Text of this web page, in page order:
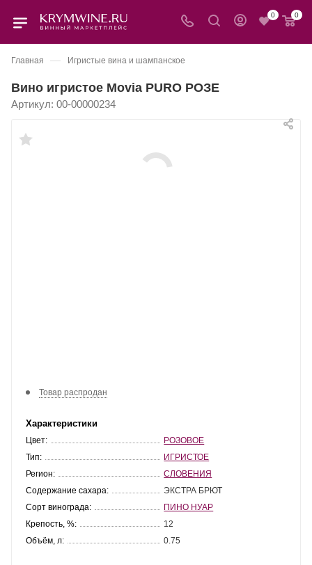
0 0
Главная — Игристые вина и шампанское
Вино игристое Movia PURO РОЗЕ
Артикул: 00-00000234
Товар распродан
Характеристики
Цвет:
РОЗОВОЕ
Тип:
ИГРИСТОЕ
Регион:
СЛОВЕНИЯ
Содержание сахара:
ЭКСТРА БРЮТ
Сорт винограда:
ПИНО НУАР
Крепость, %:
12
Объём, л:
0.75